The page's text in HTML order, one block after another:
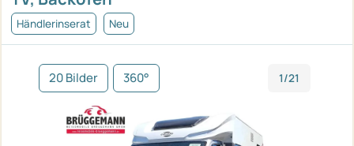
Händlerinserat Neu
20 Bilder 360° 1/21